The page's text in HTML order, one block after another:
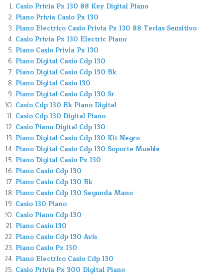
Casio Privia Px 130 88 Key Digital Piano
Piano Privia Casio Px 130
Piano Electrico Casio Privia Px 130 88 Teclas Sensitivo
Casio Privia Px 130 Electric Piano
Piano Casio Privia Px 130
Piano Digital Casio Cdp 130
Piano Digital Casio Cdp 130 Bk
Piano Digital Casio 130
Piano Digital Casio Cdp 130 Sr
Casio Cdp 130 Bk Piano Digital
Casio Cdp 130 Digital Piano
Casio Piano Digital Cdp 130
Piano Digital Casio Cdp 130 Kit Negro
Piano Digital Casio Cdp 130 Soporte Mueble
Piano Digital Casio Px 130
Piano Casio Cdp 130
Piano Casio Cdp 130 Bk
Piano Casio Cdp 130 Segunda Mano
Casio 130 Piano
Casio Piano Cdp 130
Piano Casio 130
Piano Casio Cdp 130 Avis
Piano Casio Px 130
Piano Electrico Casio Cdp 130
Casio Privia Px 300 Digital Piano